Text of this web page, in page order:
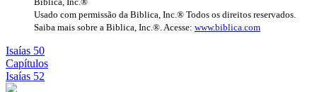
Usado com permissão da Biblica, Inc.® Todos os direitos reservados.
Saiba mais sobre a Biblica, Inc.®. Acesse: www.biblica.com
Isaías 50
Capítulos
Isaías 52